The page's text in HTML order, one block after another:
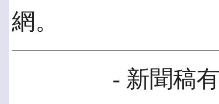
網。
- 新聞稿